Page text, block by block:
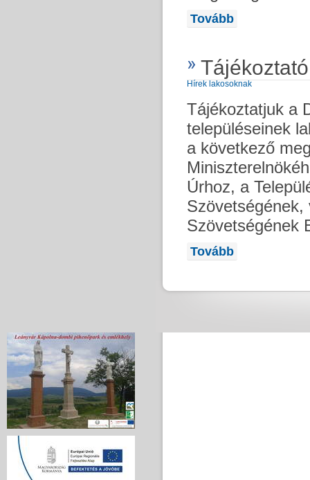
Tovább
Tájékoztató
Hírek lakosoknak
Tájékoztatjuk a
településeinek
a következő
Úrhoz, a
Szövetségének
Tovább